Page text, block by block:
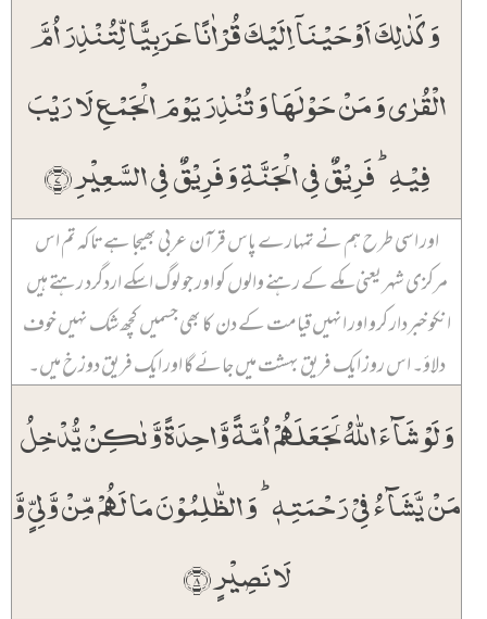
وَ کَذٰلِکَ اَوۡحَیۡنَاۤ اِلَیۡکَ قُرۡاٰنًا عَرَبِیًّا لِّتُنۡذِرَ اُمَّ
الۡقُرٰی وَ مَنۡ حَوۡلَہَا وَ تُنۡذِرَ یَوۡمَ الۡجَمۡعِ لَا رَیۡبَ
فِیۡہِ ؕ فَرِیۡقٌ فِی الۡجَنَّۃِ وَ فَرِیۡقٌ فِی السَّعِیۡرِ ﴿۷﴾
اور اسی طرح ہم نے تمہارے پاس قرآن عربی بھیجا ہے تاکہ تم اس
مرکزی شہر یعنی مکے کے رہنے والوں کو اور جو لوگ اسکے اردگرد رہتے ہیں
انکو خبردار کرو اور انہیں قیامت کے دن کا بھی جسمیں کچھ شک نہیں خوف
دلاؤ۔ اس روز ایک فریق بہشت میں جائے گا اور ایک فریق دوزخ میں۔
وَ لَوۡ شَآءَ اللّٰہُ لَجَعَلَہُمۡ اُمَّۃً وَّاحِدَۃً وَّ لٰکِنۡ یُّدۡخِلُ
مَنۡ یَّشَآءُ فِیۡ رَحۡمَتِہٖ ؕ وَ الظّٰلِمُوۡنَ مَا لَہُمۡ مِّنۡ وَّلِیٍّ وَّ
لَا نَصِیۡرٍ ﴿۸﴾